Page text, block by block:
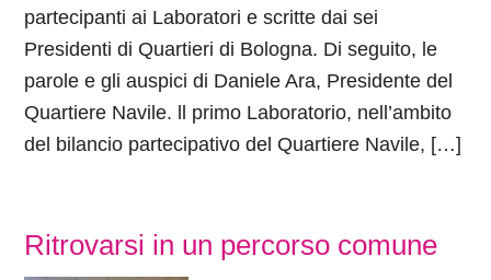
partecipanti ai Laboratori e scritte dai sei
Presidenti di Quartieri di Bologna. Di seguito, le
parole e gli auspici di Daniele Ara, Presidente del
Quartiere Navile. ll primo Laboratorio, nell’ambito
del bilancio partecipativo del Quartiere Navile, […]
Ritrovarsi in un percorso comune